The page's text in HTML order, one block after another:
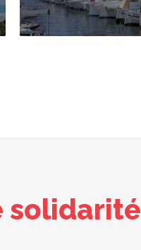
solidarité